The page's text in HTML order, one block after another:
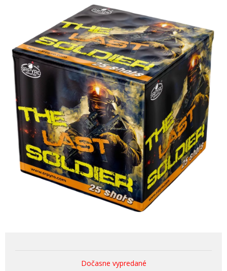
Dočasne vypredané